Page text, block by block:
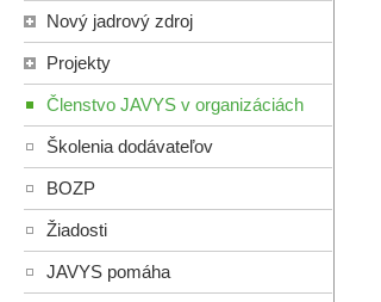
Nový jadrový zdroj
Projekty
Členstvo JAVYS v organizáciách
Školenia dodávateľov
BOZP
Žiadosti
JAVYS pomáha